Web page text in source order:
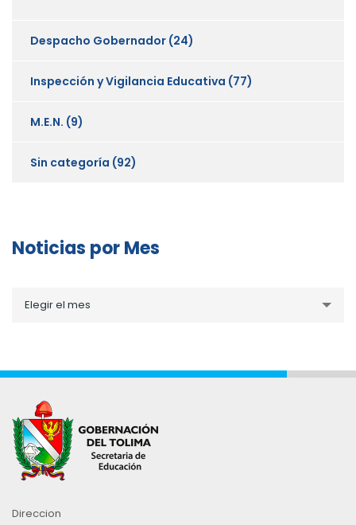
Despacho Gobernador (24)
Inspección y Vigilancia Educativa (77)
M.E.N. (9)
Sin categoría (92)
Noticias por Mes
porElegir el mes
Direccion